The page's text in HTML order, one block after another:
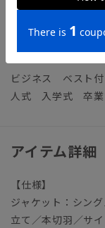
スリーピーススー
◆スリーピースス
めのコーディネート
ビジネス ベスト
人式 入学式 卒
アイテム詳細
【仕様】
ジャケット：シン
立て／本切羽／サ